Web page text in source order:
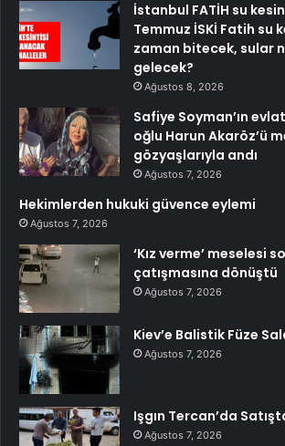
İstanbul FATİH su
Temmuz İSKİ Fatih su
zaman bitecek, sular
gelecek?
Ağustos 8, 2026
Safiye Soyman’ın
oğlu Harun Akaröz’ü
gözyaşlarıyla andı
Ağustos 7, 2026
Hekimlerden hukuki güvence eylemi
Ağustos 7, 2026
‘Kız verme’ meselesi
çatışmasına dönüştü
Ağustos 7, 2026
Kiev’e Balistik Füze
Ağustos 7, 2026
Işgın Tercan’da
Ağustos 7, 2026